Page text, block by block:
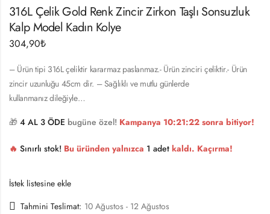
316L Çelik Gold Renk Zincir Zirkon Taşlı Sonsuzluk
Kalp Model Kadın Kolye
304,90₺
– Ürün tipi 316L çeliktir kararmaz paslanmaz.- Ürün zinciri çeliktir.- Ürün
zincir uzunluğu 45cm dir. – Sağlıklı ve mutlu günlerde
kullanmanız dileğiyle…
🎁 4 AL 3 ÖDE bugüne özel! Kampanya 10:21:22 sonra bitiyor!
🔥 Sınırlı stok! Bu üründen yalnızca 1 adet kaldı. Kaçırma!
İstek listesine ekle
Tahmini Teslimat: 10 Ağustos - 12 Ağustos